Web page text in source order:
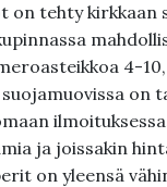
on tehty kirkkaan
4-
on
ja joissakin
on yleensä